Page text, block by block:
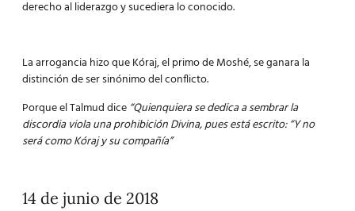
derecho alliderazgoy sucediera lo conocido.
La arrogancia hizo que Kóraj, el primo de Moshé, se ganara la
distinción de ser sinónimo del conflicto.
Porque el Talmud dice “Quienquiera se dedica a sembrar la
discordia viola una prohibición Divina, pues está escrito: “Y no
será como Kóraj y su compañía”
14 de junio de 2018